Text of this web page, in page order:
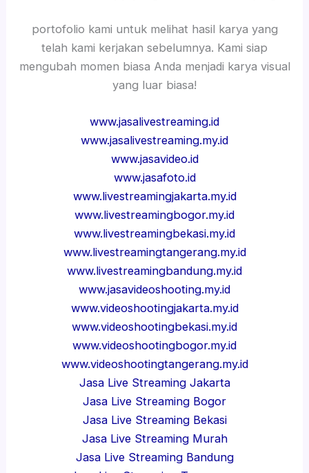
portofolio kami untuk melihat hasil karya yang
telah kami kerjakan sebelumnya. Kami siap
mengubah momen biasa Anda menjadi karya visual
yang luar biasa!
www.jasalivestreaming.id
www.jasalivestreaming.my.id
www.jasavideo.id
www.jasafoto.id
www.livestreamingjakarta.my.id
www.livestreamingbogor.my.id
www.livestreamingbekasi.my.id
www.livestreamingtangerang.my.id
www.livestreamingbandung.my.id
www.jasavideoshooting.my.id
www.videoshootingjakarta.my.id
www.videoshootingbekasi.my.id
www.videoshootingbogor.my.id
www.videoshootingtangerang.my.id
Jasa Live Streaming Jakarta
Jasa Live Streaming Bogor
Jasa Live Streaming Bekasi
Jasa Live Streaming Murah
Jasa Live Streaming Bandung